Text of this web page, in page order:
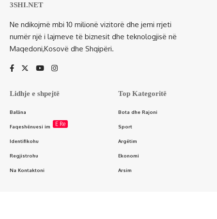
3SHI.NET
Ne ndikojmë mbi 10 milionë vizitorë dhe jemi rrjeti
numër një i lajmeve të biznesit dhe teknologjisë në
Maqedoni,Kosovë dhe Shqipëri.
Lidhje e shpejtë
Ballina
Faqeshënuesi im E Re
Identifikohu
Regjistrohu
Na Kontaktoni
Top Kategoritë
Bota dhe Rajoni
Sport
Argëtim
Ekonomi
Arsim